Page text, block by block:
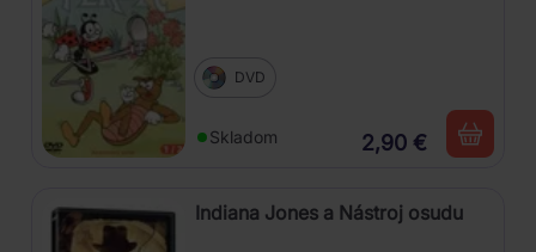
DVD
Skladom 2,90 €
Indiana Jones a Nástroj osudu